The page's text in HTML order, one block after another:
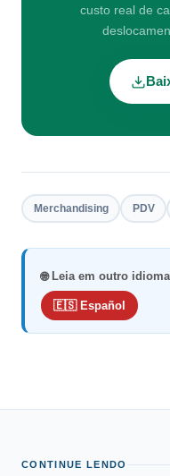
custo real de
Merchandising PDV
🌐 Leia em outro
🇪🇸 Español
CONTINUE LENDO